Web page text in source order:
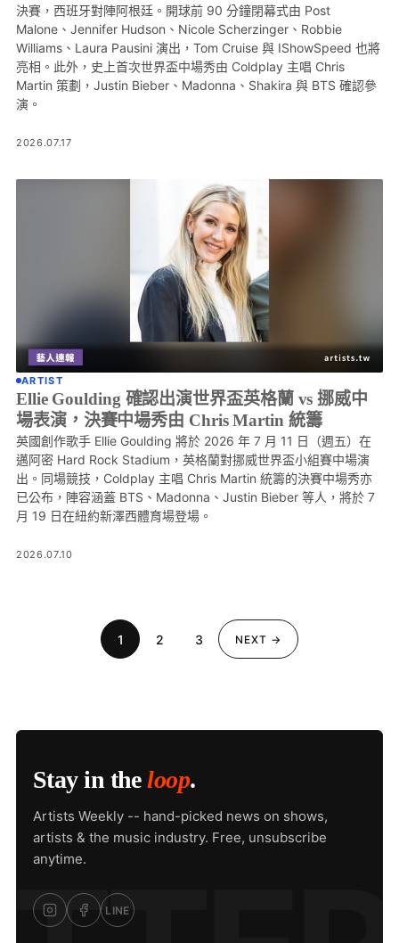
決賽，西班牙對陣阿根廷。開球前 90 分鐘閉幕式由 Post
Malone、Jennifer Hudson、Nicole Scherzinger、Robbie
Williams、Laura Pausini 演出，Tom Cruise 與 IShowSpeed 也將
亮相。此外，史上首次世界盃中場秀由 Coldplay 主唱 Chris
Martin 策劃，Justin Bieber、Madonna、Shakira 與 BTS 確認參
演。
2026.07.17
ARTIST
Ellie Goulding 確認出演世界盃英格蘭 vs 挪威中
場表演，決賽中場秀由 Chris Martin 統籌
英國創作歌手 Ellie Goulding 將於 2026 年 7 月 11 日（週五）在
邁阿密 Hard Rock Stadium，英格蘭對挪威世界盃小組賽中場演
出。同場競技，Coldplay 主唱 Chris Martin 統籌的決賽中場秀亦
已公布，陣容涵蓋 BTS、Madonna、Justin Bieber 等人，將於 7
月 19 日在紐約新澤西體育場登場。
2026.07.10
1 2 3 NEXT →
Stay in theloop.
Artists Weekly -- hand-picked news on shows,
artists & the music industry. Free, unsubscribe
anytime.
LINE